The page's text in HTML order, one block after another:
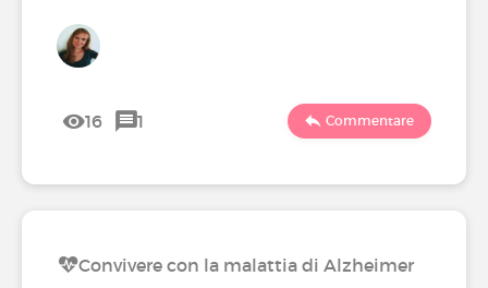
16 1 Commentare
Convivere con la malattia di Alzheimer